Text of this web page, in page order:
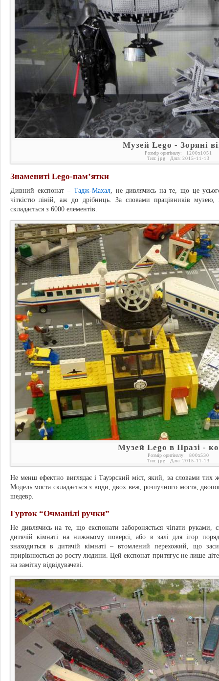
Музей Lego - Зоряні
Розмір оригіналу: 1200x1051
Тип: jpg Дата: 2015-11-13
Знамениті Lego-пам’ятки
Дивний експонат – Тадж-Махал, не дивлячись на те, що це
чіткістю ліній, аж до дрібниць. За словами працівників
складається з 6000 елементів.
Музей Lego в Празі -
Розмір оригіналу: 800x530
Тип: jpg Дата: 2015-11-13
Не менш ефектно виглядає і Тауэрский міст, який, за словами тих
Модель моста складається з води, двох веж, розлучного моста,
шедевр.
Гурток “Очманілі ручки”
Не дивлячись на те, що експонати забороняється чіпати руками,
дитячій кімнаті на нижньому поверсі, або в залі для ігор
знаходиться в дитячій кімнаті – втомлений перехожий, що
прирівнюється до росту людини. Цей експонат притягує не лише
на замітку відвідувачеві.